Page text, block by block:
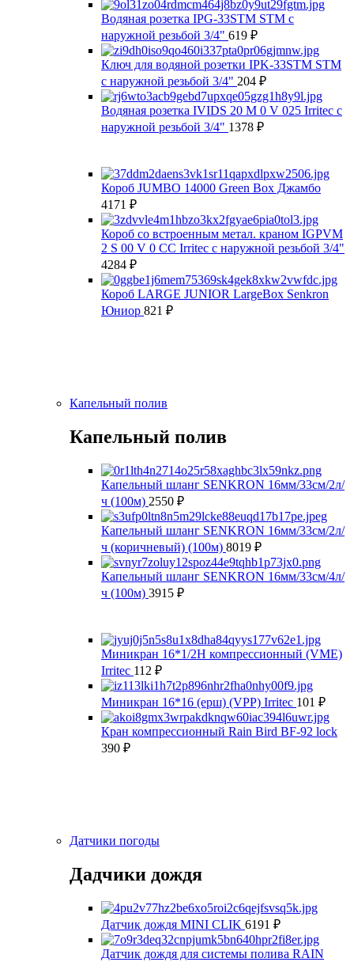
Водяная розетка IPG-33STM STM с
наружной резьбой 3/4" 619 ₽
Ключ для водяной розетки IPK-33STM STM
с наружной резьбой 3/4" 204 ₽
Водяная розетка IVIDS 20 M 0 V 025 Irritec с
наружной резьбой 3/4" 1378 ₽
Короб JUMBO 14000 Green Box Джамбо
4171 ₽
Короб со встроенным метал. краном IGPVM
2 S 00 V 0 CC Irritec с наружной резьбой 3/4"
4284 ₽
Короб LARGE JUNIOR LargeBox Senkron
Юниор 821 ₽
Капельный полив
Капельный полив
Капельный шланг SENKRON 16мм/33см/2л/
ч (100м) 2550 ₽
Капельный шланг SENKRON 16мм/33см/2л/
ч (коричневый) (100м) 8019 ₽
Капельный шланг SENKRON 16мм/33см/4л/
ч (100м) 3915 ₽
Миникран 16*1/2Н компрессионный (VMЕ)
Irritec 112 ₽
Миникран 16*16 (ерш) (VРР) Irritec 101 ₽
Кран компрессионный Rain Bird BF-92 lock
390 ₽
Датчики погоды
Дадчики дождя
Датчик дождя MINI CLIK 6191 ₽
Датчик дождя для системы полива RAIN